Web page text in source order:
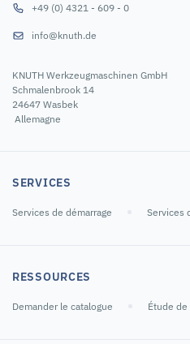
+49 (0) 4321 - 609 - 0
info@knuth.de
KNUTH Werkzeugmaschinen GmbH
Schmalenbrook 14
24647 Wasbek
Allemagne
SERVICES
Services de démarrage Services
RESSOURCES
Demander le catalogue Étude de